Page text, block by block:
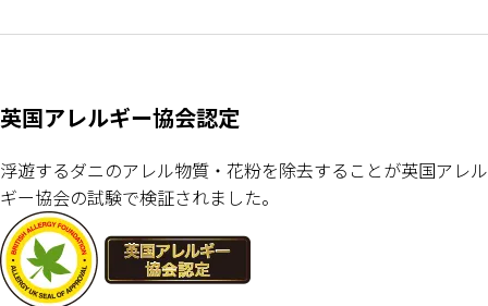
英国アレルギー協会認定
浮遊するダニのアレル物質・花粉を除去することが英国アレル
ギー協会の試験で検証されました。